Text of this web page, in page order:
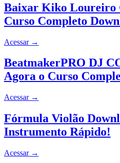
Baixar Kiko Loureiro
Curso Completo
Acessar →
BeatmakerPRO DJ
Agora o Curso
Acessar →
Fórmula Violão
Instrumento Rápido!
Acessar →